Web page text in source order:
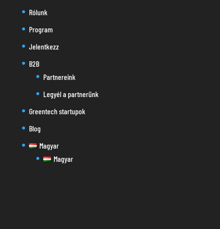
Rólunk
Program
Jelentkezz
B2B
Partnereink
Legyél a partnerünk
Greentech startupok
Blog
Magyar
Magyar